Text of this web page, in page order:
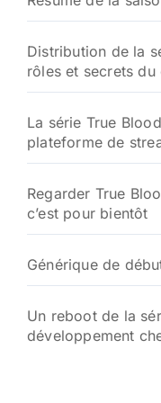
Distribution de la
rôles et secrets
La série True
plateforme de
Regarder True
c’est pour bientôt
Générique de
Un reboot de la
développement